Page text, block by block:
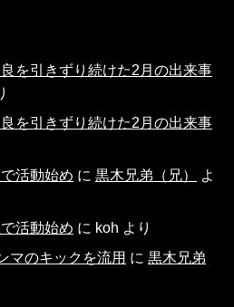
を引きずり続けた2月の出来事
を引きずり続けた2月の出来事
活動始め に 黒木兄弟（兄）
よ
活動始め に koh より
マのキックを流用 に 黒木兄弟